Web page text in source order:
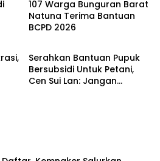
107 Warga Bunguran Barat
Natuna Terima Bantuan
BCPD 2026
Natuna
Serahkan Bantuan Pupuk
Bersubsidi Untuk Petani,
Cen Sui Lan: Jangan